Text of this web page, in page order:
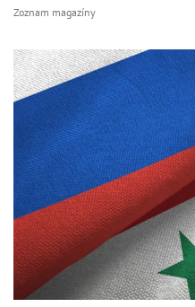
Zoznam magazíny